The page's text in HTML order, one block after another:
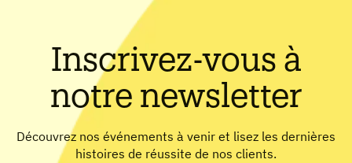
Inscrivez-vous à
notre newsletter
Découvrez nos événements à venir et lisez les dernières
histoires de réussite de nos clients.